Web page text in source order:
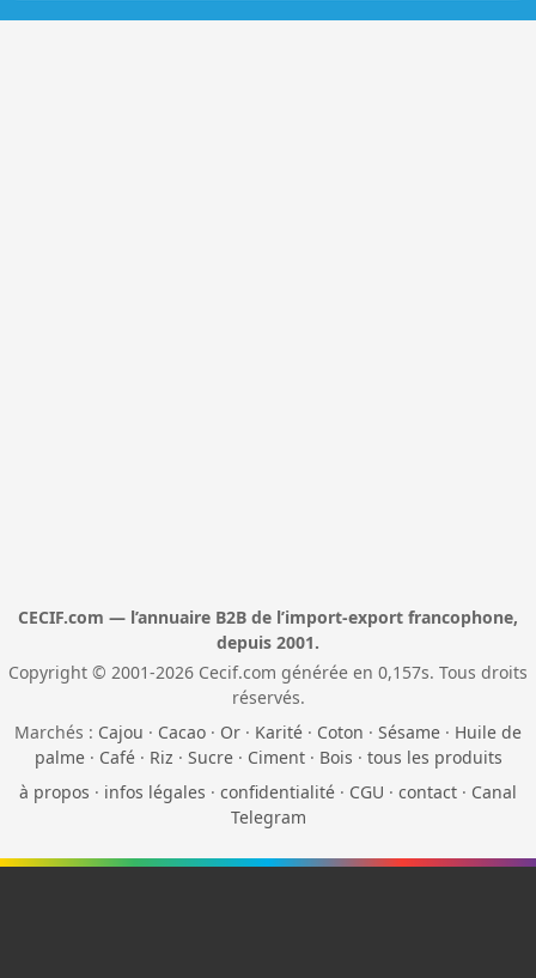
CECIF.com — l’annuaire B2B de l’import-export francophone,
depuis 2001.
Copyright © 2001-2026 Cecif.com générée en 0,157s. Tous droits
réservés.
Marchés : Cajou · Cacao · Or · Karité · Coton · Sésame · Huile de
palme· Café· Riz · Sucre· Ciment· Bois · tous les produits
à propos · infos légales · confidentialité · CGU · contact · Canal
Telegram